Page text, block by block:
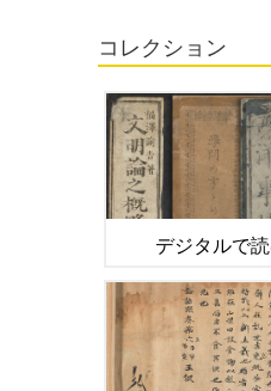
ン
コレクション
デジタルで